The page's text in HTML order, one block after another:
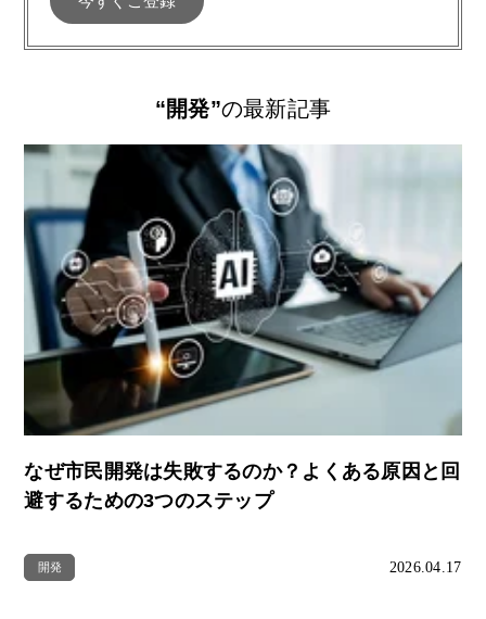
“開発”の最新記事
なぜ市民開発は失敗するのか？よくある原因と回
避するための3つのステップ
開発 2026.04.17